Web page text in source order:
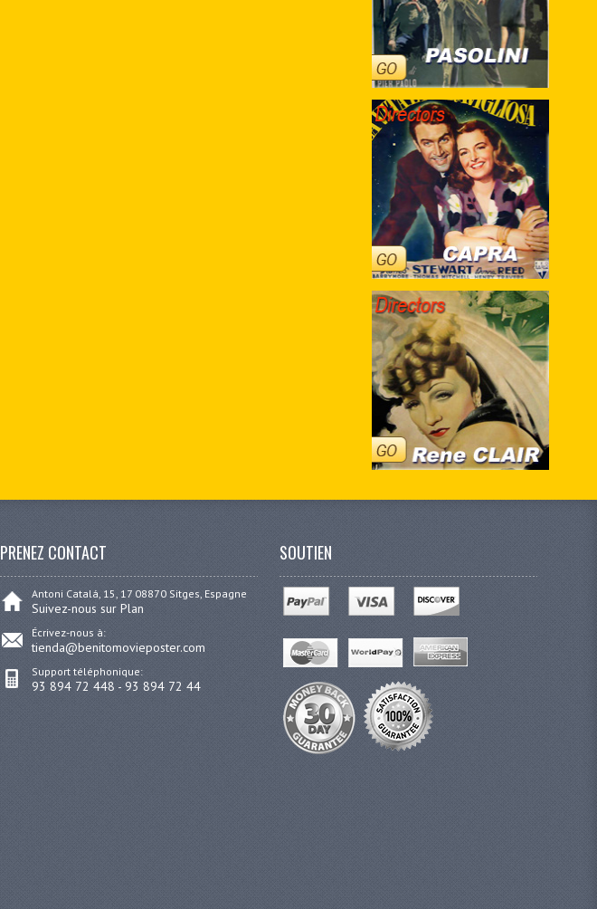
PRENEZ CONTACT
Antoni Catalá, 15, 17 08870 Sitges, Espagne
Suivez-nous sur Plan
Écrivez-nous à:
tienda@benitomovieposter.com
Support téléphonique:
93 894 72 448 - 93 894 72 44
SOUTIEN